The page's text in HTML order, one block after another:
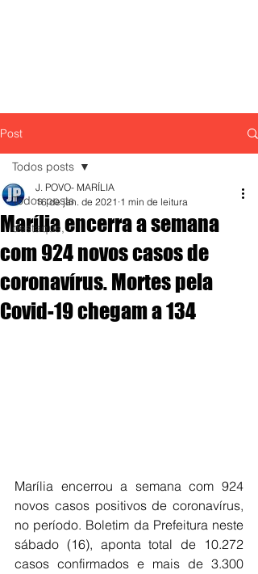
Post
Todos posts
destaque,
Todos posts
Marília encerra a semana
com 924 novos casos de
coronavírus. Mortes pela
Covid-19 chegam a 134
J. POVO- MARÍLIA
16 de jan. de 2021 1 min de leitura
Marília encerrou a semana com 924
novos casos positivos de coronavírus,
no período. Boletim da Prefeitura neste
sábado (16), aponta total de 10.272
casos confirmados e mais de 3.300